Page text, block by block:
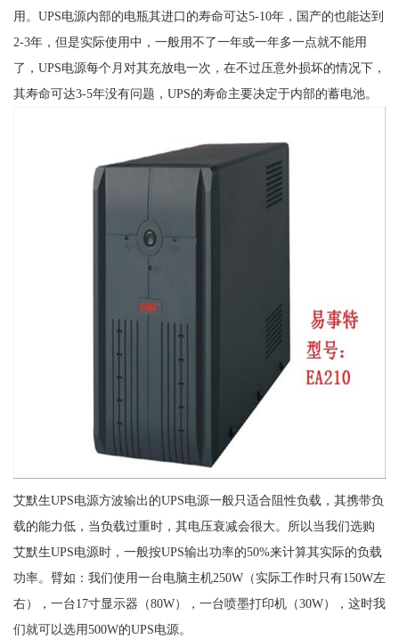
用。UPS电源内部的电瓶其进口的寿命可达5-10年，国产的也能达到
2-3年，但是实际使用中，一般用不了一年或一年多一点就不能用
了，UPS电源每个月对其充放电一次，在不过压意外损坏的情况下，
其寿命可达3-5年没有问题，UPS的寿命主要决定于内部的蓄电池。
艾默生UPS电源方波输出的UPS电源一般只适合阻性负载，其携带负
载的能力低，当负载过重时，其电压衰减会很大。所以当我们选购
艾默生UPS电源时，一般按UPS输出功率的50%来计算其实际的负载
功率。臂如：我们使用一台电脑主机250W（实际工作时只有150W左
右），一台17寸显示器（80W），一台喷墨打印机（30W），这时我
们就可以选用500W的UPS电源。